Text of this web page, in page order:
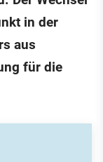
in der
aus
für die